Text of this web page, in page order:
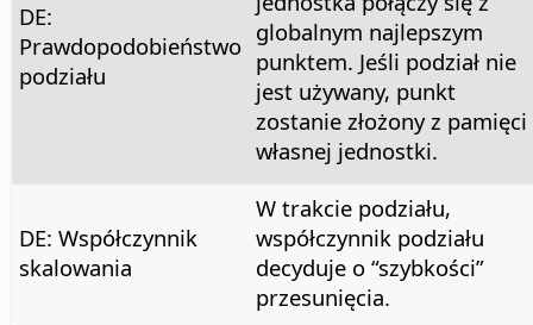
DE:
Prawdopodobieństwo
podziału
globalnym najlepszym
punktem. Jeśli podział nie
jest używany, punkt
zostanie złożony z pamięci
własnej jednostki.
DE: Współczynnik
skalowania
W trakcie podziału,
współczynnik podziału
decyduje o “szybkości”
przesunięcia.